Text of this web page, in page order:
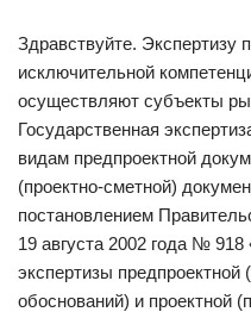
Здравствуйте. Экспертизу
исключительной
осуществляют субъекты
Государственная
видам предпроектной
(проектно-сметной)
постановлением
19 августа 2002 года №
экспертизы предпроектной
обоснований) и проектной